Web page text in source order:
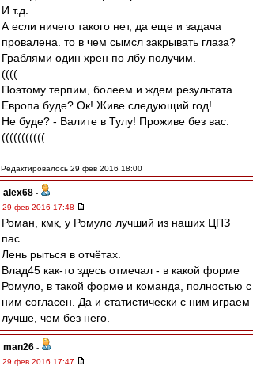
И т.д.
А если ничего такого нет, да еще и задача
провалена. то в чем сымсл закрывать глаза?
Граблями один хрен по лбу получим.
((((
Поэтому терпим, болеем и ждем результата.
Европа буде? Ок! Живе следующий год!
Не буде? - Валите в Тулу! Проживе без вас.
(((((((((((
Редактировалось 29 фев 2016 18:00
alex68 -
29 фев 2016 17:48
Роман, кмк, у Ромуло лучший из наших ЦПЗ
пас.
Лень рыться в отчётах.
Влад45 как-то здесь отмечал - в какой форме
Ромуло, в такой форме и команда, полностью с
ним согласен. Да и статистически с ним играем
лучше, чем без него.
man26 -
29 фев 2016 17:47